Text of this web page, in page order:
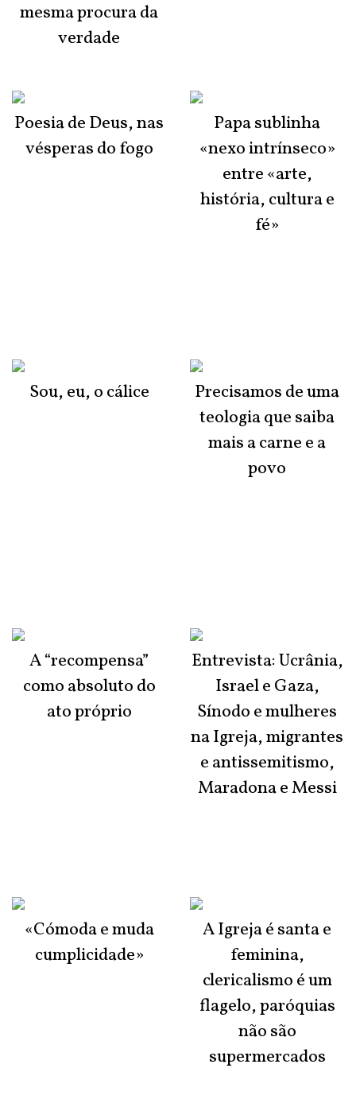
mesma procura da
verdade
Poesia de Deus, nas
vésperas do fogo
Sou, eu, o cálice
A “recompensa”
como absoluto do
ato próprio
«Cómoda e muda
cumplicidade»
Papa sublinha
«nexo intrínseco»
entre «arte,
história, cultura e
fé»
Precisamos de uma
teologia que saiba
mais a carne e a
povo
Entrevista: Ucrânia,
Israel e Gaza,
Sínodo e mulheres
na Igreja, migrantes
e antissemitismo,
Maradona e Messi
A Igreja é santa e
feminina,
clericalismo é um
flagelo, paróquias
não são
supermercados